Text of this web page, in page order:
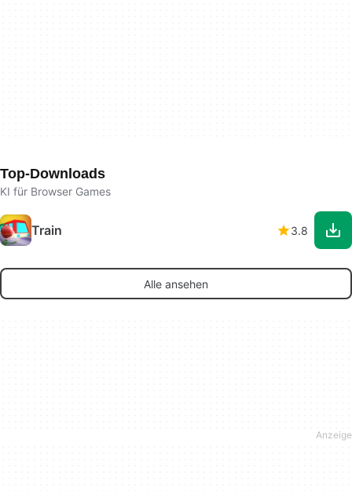
Top-Downloads
KI für Browser Games
Train 3.8
Alle ansehen